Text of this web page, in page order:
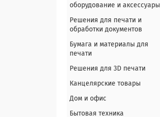
оборудование и аксессуары
Решения для печати и
обработки документов
Бумага и материалы для
печати
Решения для 3D печати
Канцелярские товары
Дом и офис
Бытовая техника